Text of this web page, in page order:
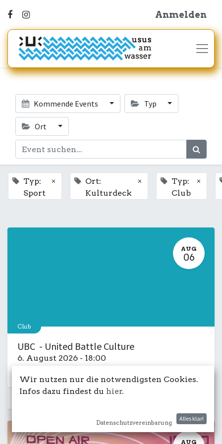
Anmelden
Kommende Events Typ
Ort
Typ:
Sport
×
Ort:
Kulturdeck
×
Typ:
Club
×
AUG
06
Club
UBC - United Battle Culture
6. August 2026 - 18:00
AUG
Wir nutzen nur die notwendigsten Cookies.
Infos dazu findest du hier.
Datenschutzvereinbarung
Alles klar!